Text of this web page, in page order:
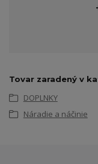
Tovar zaradený v
DOPLNKY
Náradie a náčinie